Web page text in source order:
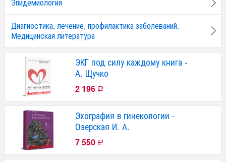
Диагностика, лечение, профилактика заболеваний.
Медицинская литература
ЭКГ под силу каждому книга -
А. Щучко
2 196 Р
Эхография в гинекологии -
Озерская И. А.
7 550 Р